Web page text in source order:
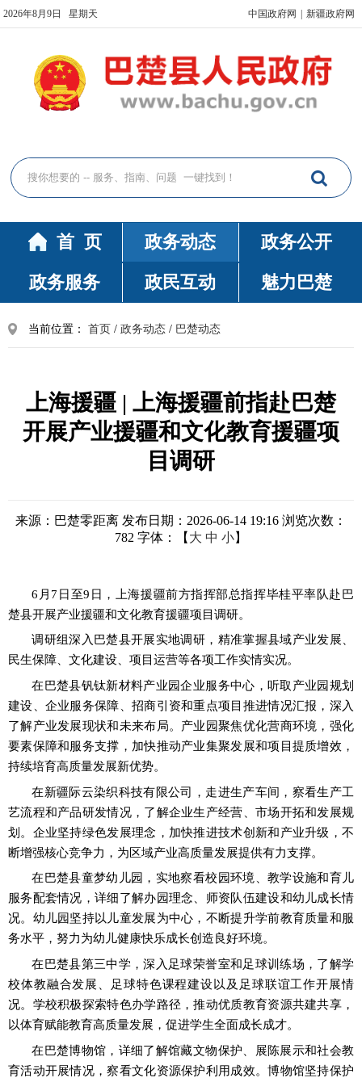
2026年8月9日 星期天 中国政府网 新疆政府网
首 页 政务动态
政务公开
政务服务
政民互动 魅力巴楚
当前位置： 首页 / 政务动态 / 巴楚动态
上海援疆 | 上海援疆前指赴巴楚
开展产业援疆和文化教育援疆项
目调研
来源：巴楚零距离 发布日期：2026-06-14 19:16 浏览次数：
782 字体：【 大 中 小】
6月7日至9日 ，上海援疆前方指挥部总指挥毕桂平率队赴巴
楚县开展产业援疆和文化教育援疆项目调研。
调研组深入巴楚县开展实地调研，精准掌握县域产业发展、
民生保障、文化建设、项目运营等各项工作实情实况。
在巴楚县钒钛新材料产业园企业服务中心，听取产业园规划
建设、企业服务保障、招商引资和重点项目推进情况汇报，深入
了解产业发展现状和未来布局。产业园聚焦优化营商环境，强化
要素保障和服务支撑，加快推动产业集聚发展和项目提质增效，
持续培育高质量发展新优势。
在新疆际云染织科技有限公司，走进生产车间，察看生产工
艺流程和产品研发情况，了解企业生产经营、市场开拓和发展规
划。企业坚持绿色发展理念，加快推进技术创新和产业升级，不
断增强核心竞争力，为区域产业高质量发展提供有力支撑。
在巴楚县童梦幼儿园，实地察看校园环境、教学设施和育儿
服务配套情况，详细了解办园理念、师资队伍建设和幼儿成长情
况。幼儿园坚持以儿童发展为中心，不断提升学前教育质量和服
务水平，努力为幼儿健康快乐成长创造良好环境。
在巴楚县第三中学，深入足球荣誉室和足球训练场，了解学
校体教融合发展、足球特色课程建设以及足球联谊工作开展情
况。学校积极探索特色办学路径，推动优质教育资源共建共享，
以体育赋能教育高质量发展，促进学生全面成长成才。
在巴楚博物馆，详细了解馆藏文物保护、展陈展示和社会教
育活动开展情况，察看文化资源保护利用成效。博物馆坚持保护